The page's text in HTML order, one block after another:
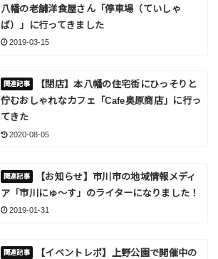
八幡の老舗洋食屋さん「停車場（ていしゃ
ば）」に行ってきました
2019-03-15
【閉店】本八幡の住宅街にひっそりと
佇むおしゃれなカフェ「Cafe奥原商店」に行っ
てきた
2020-08-05
【お知らせ】市川市の地域情報メディ
ア「市川にゅ～す」のライターになりました！
2019-01-31
【イベントレポ】上野公園で開催中の